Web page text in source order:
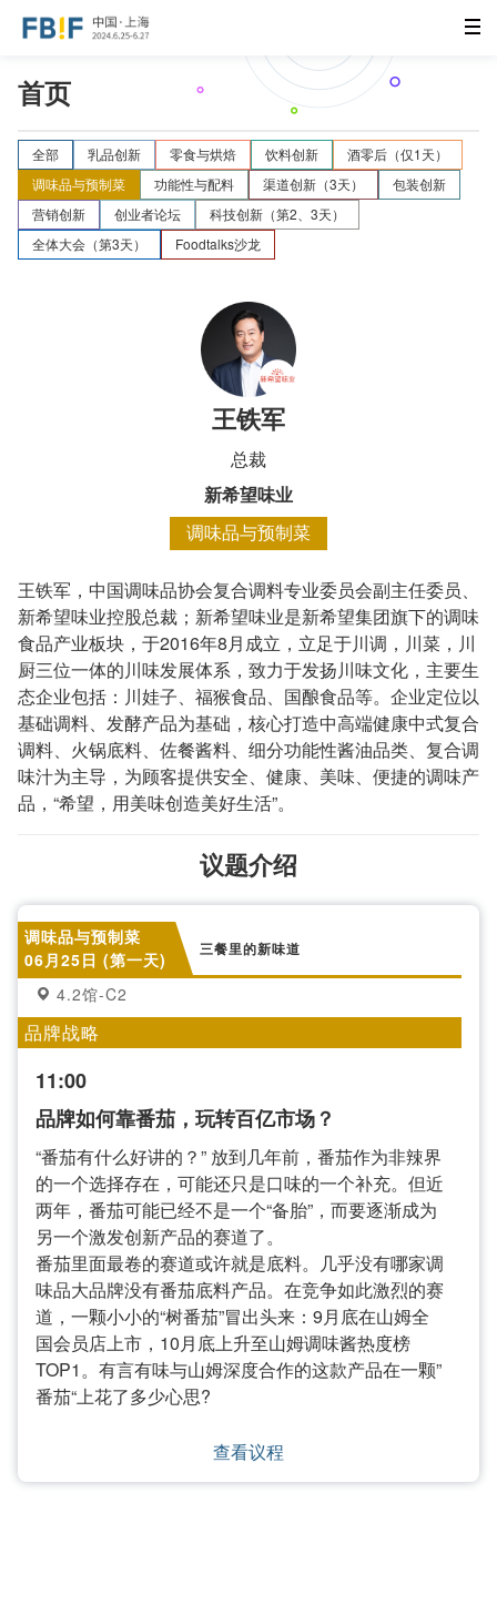
首页
全部 乳品创新 零食与烘焙 饮料创新
酒零后（仅1天）
调味品与预制菜
功能性与配料 渠道创新（3天）
包装创新
营销创新
创业者论坛
科技创新（第2、3天）
全体大会（第3天）
Foodtalks沙龙
王铁军
总裁
新希望味业
调味品与预制菜
王铁军，中国调味品协会复合调料专业委员会副主任委员、
新希望味业控股总裁；新希望味业是新希望集团旗下的调味
食品产业板块，于2016年8月成立，立足于川调，川菜，川
厨三位一体的川味发展体系，致力于发扬川味文化，主要生
态企业包括：川娃子、福猴食品、国酿食品等。企业定位以
基础调料、发酵产品为基础，核心打造中高端健康中式复合
调料、火锅底料、佐餐酱料、细分功能性酱油品类、复合调
味汁为主导，为顾客提供安全、健康、美味、便捷的调味产
品，“希望，用美味创造美好生活”。
议题介绍
调味品与预制菜
06月25日 (第一天)
三餐里的新味道
4.2馆-C2
品牌战略
11:00
品牌如何靠番茄，玩转百亿市场？
“番茄有什么好讲的？” 放到几年前，番茄作为非辣界
的一个选择存在，可能还只是口味的一个补充。但近
两年，番茄可能已经不是一个“备胎”，而要逐渐成为
另一个激发创新产品的赛道了。
番茄里面最卷的赛道或许就是底料。几乎没有哪家调
味品大品牌没有番茄底料产品。在竞争如此激烈的赛
道，一颗小小的“树番茄”冒出头来：9月底在山姆全
国会员店上市，10月底上升至山姆调味酱热度榜
TOP1。有言有味与山姆深度合作的这款产品在一颗”
番茄“上花了多少心思?
查看议程